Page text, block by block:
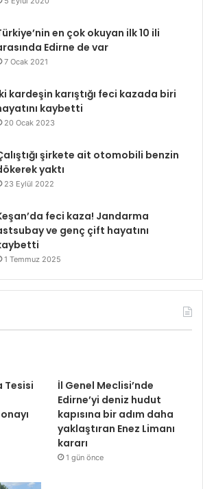
en çok okuyan ilk 10 ili
Edirne de var
7 Ocak 2021
kardeşin karıştığı feci kazada biri
kaybetti
20 Ocak 2023
şirkete ait otomobili benzin
yaktı
23 Eylül 2022
feci kaza! Jandarma
ve genç çift hayatını
1 Temmuz 2025
Tesisi
İl Genel Meclisi’nde
Edirne’yi deniz hudut
kapısına bir adım daha
yaklaştıran Enez Limanı
kararı
1 gün önce